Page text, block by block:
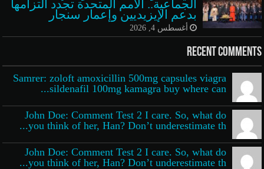
الجماعية.. الأمم المتحدة تجدد التزامها
بدعم الإيزيديين وإعمار سنجار
أغسطس 4, 2026
Recent Comments
Samrer: zoloft amoxicillin 500mg capsules viagra
sildenafil 100mg kamagra buy where can...
John Doe: Comment Test 2 I care. So, what do
you think of her, Han? Don’t underestimate th...
John Doe: Comment Test 2 I care. So, what do
you think of her, Han? Don’t underestimate th...